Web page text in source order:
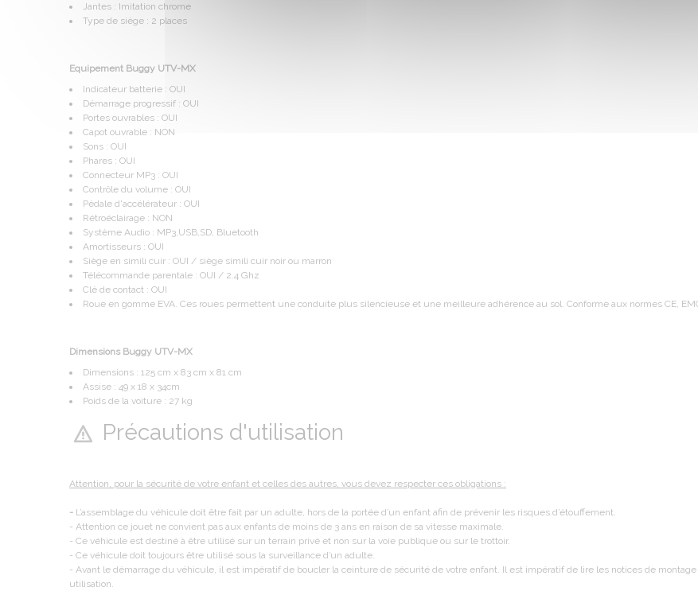
Jantes : Imitation chrome
Type de siège : 2 places
Equipement Buggy UTV-MX
Indicateur batterie : OUI
Démarrage progressif : OUI
Portes ouvrables : OUI
Capot ouvrable : NON
Sons : OUI
Phares : OUI
Connecteur MP3 : OUI
Contrôle du volume : OUI
Pédale d'accélérateur : OUI
Rétroéclairage : NON
Système Audio : MP3,USB,SD, Bluetooth
Amortisseurs : OUI
Siège en simili cuir : OUI / siège simili cuir noir ou marron
Télécommande parentale : OUI / 2.4 Ghz
Clé de contact : OUI
Roue en gomme EVA. Ces roues permettent une conduite plus silencieuse et une meilleure adhérence au sol. Conforme aux normes CE,
Dimensions Buggy UTV-MX
Dimensions : 125 cm x 83 cm x 81 cm
Assise : 49 x 18 x 34cm
Poids de la voiture : 27 kg
Précautions d'utilisation
Attention, pour la sécurité de votre enfant et celles des autres, vous devez respecter ces obligations :
- L’assemblage du véhicule doit être fait par un adulte, hors de la portée d’un enfant afin de prévenir les risques d’étouffement.
- Attention ce jouet ne convient pas aux enfants de moins de 3 ans en raison de sa vitesse maximale.
- Ce véhicule est destiné à être utilisé sur un terrain privé et non sur la voie publique ou sur le trottoir.
- Ce véhicule doit toujours être utilisé sous la surveillance d’un adulte.
- Avant le démarrage du véhicule, il est impératif de boucler la ceinture de sécurité de votre enfant. Il est impératif de lire les notices de
utilisation.